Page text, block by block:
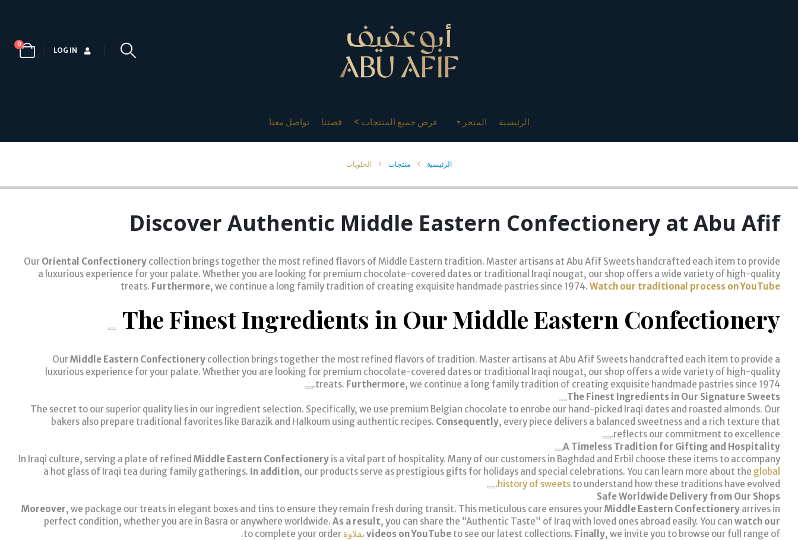
LOG IN
0
الرئيسية المتجر عرض جميع المنتجات > قصتنا تواصل معنا
الرئيسية منتجات الحلويات
Discover Authentic Middle Eastern Confectionery at Abu Afif
Our Oriental Confectionery collection brings together the most refined flavors of Middle Eastern tradition. Master artisans at Abu Afif Sweets handcrafted each item to provide
a luxurious experience for your palate. Whether you are looking for premium chocolate-covered dates or traditional Iraqi nougat, our shop offers a wide variety of high-quality
treats. Furthermore, we continue a long family tradition of creating exquisite handmade pastries since 1974. Watch our traditional process on YouTube
The Finest Ingredients in Our Middle Eastern Confectionery
OurMiddle Eastern Confectionery collection brings together the most refined flavors of tradition. Master artisans at Abu Afif Sweets handcrafted each item to provide a
luxurious experience for your palate. Whether you are looking for premium chocolate-covered dates or traditional Iraqi nougat, our shop offers a wide variety of high-quality
treats. Furthermore, we continue a long family tradition of creating exquisite handmade pastries since 1974.
The Finest Ingredients in Our Signature Sweets
The secret to our superior quality lies in our ingredient selection. Specifically, we use premium Belgian chocolate to enrobe our hand-picked Iraqi dates and roasted almonds. Our
bakers also prepare traditional favorites like Barazik and Halkoum using authentic recipes. Consequently, every piece delivers a balanced sweetness and a rich texture that
reflects our commitment to excellence.
A Timeless Tradition for Gifting and Hospitality
In Iraqi culture, serving a plate of refined Middle Eastern Confectionery is a vital part of hospitality. Many of our customers in Baghdad and Erbil choose these items to accompany
a hot glass of Iraqi tea during family gatherings. In addition, our products serve as prestigious gifts for holidays and special celebrations. You can learn more about the global
history of sweets to understand how these traditions have evolved.
Safe Worldwide Delivery from Our Shops
Moreover, we package our treats in elegant boxes and tins to ensure they remain fresh during transit. This meticulous care ensures yourMiddle Eastern Confectionery arrives in
perfect condition, whether you are in Basra or anywhere worldwide. As a result, you can share the “Authentic Taste” of Iraq with loved ones abroad easily. You can watch our
videos on YouTube to see our latest collections. Finally, we invite you to browse our full range of بقلاوة